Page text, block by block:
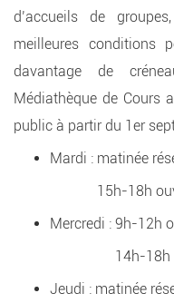
d’accueils de
meilleures conditions
davantage de
Médiathèque de Cours
public à partir du 1er
Mardi : matinée
15h-18h
Mercredi : 9h-12h
14h-18h
Jeudi : matinée